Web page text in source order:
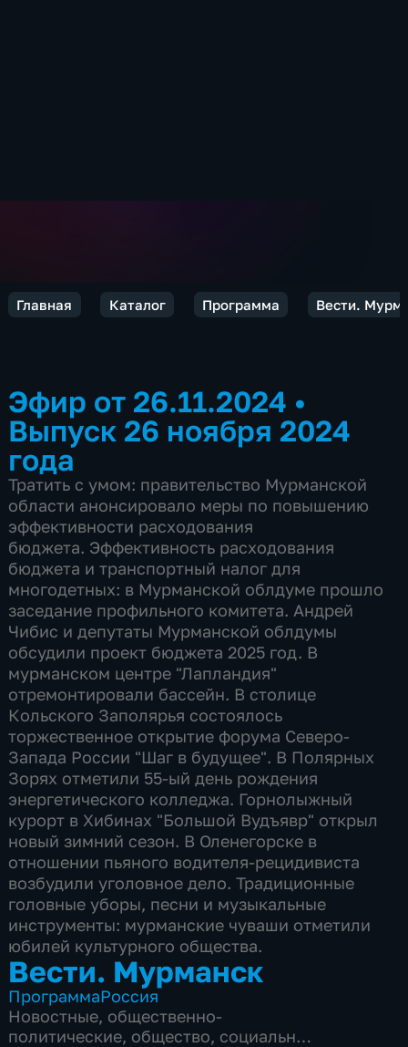
Главная Каталог Программа Вести.
Эфир от 26.11.2024 •
Выпуск 26 ноября 2024
года
Тратить с умом: правительство Мурманской
области анонсировало меры по повышению
эффективности расходования
бюджета. Эффективность расходования
бюджета и транспортный налог для
многодетных: в Мурманской облдуме прошло
заседание профильного комитета. Андрей
Чибис и депутаты Мурманской облдумы
обсудили проект бюджета 2025 год. В
мурманском центре "Лапландия"
отремонтировали бассейн. В столице
Кольского Заполярья состоялось
торжественное открытие форума Северо-
Запада России "Шаг в будущее". В Полярных
Зорях отметили 55-ый день рождения
энергетического колледжа. Горнолыжный
курорт в Хибинах "Большой Вудъявр" открыл
новый зимний сезон. В Оленегорске в
отношении пьяного водителя-рецидивиста
возбудили уголовное дело. Традиционные
головные уборы, песни и музыкальные
инструменты: мурманские чуваши отметили
юбилей культурного общества.
Вести. Мурманск
ПрограммаРоссия
Новостные, общественно-
политические, общество, социально-